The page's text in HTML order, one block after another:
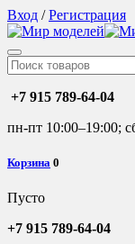
Вход /Регистрация
+7 915 789-64-04
пн-пт 10:00–19:00;
Корзина 0
Пусто
+7 915 789-64-04